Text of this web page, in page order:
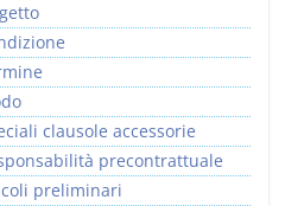
clausole accessorie
precontrattuale
preliminari